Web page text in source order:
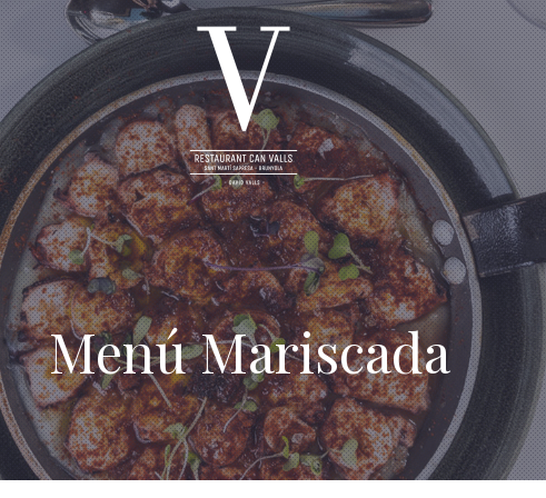
Menú Mariscada